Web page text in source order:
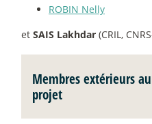
ROBIN Nelly
et SAIS Lakhdar (CRIL,
Membres extérieurs
projet